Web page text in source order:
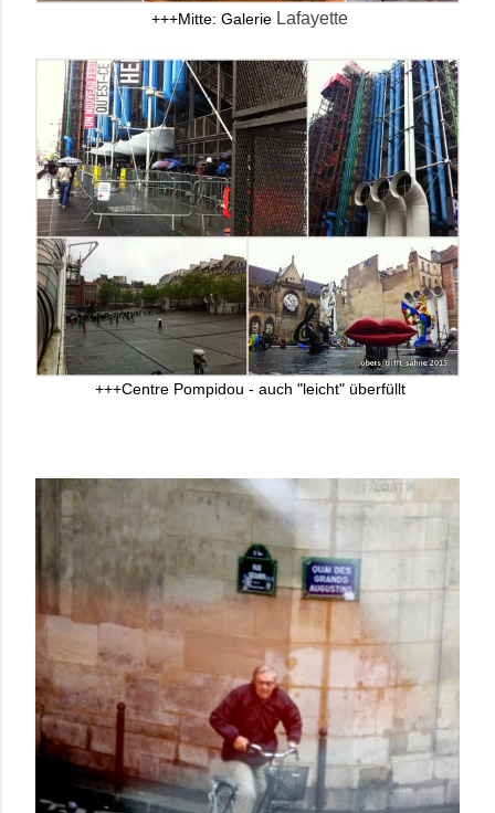
+++Mitte: Galerie Lafayette
+++Centre Pompidou - auch "leicht" überfüllt